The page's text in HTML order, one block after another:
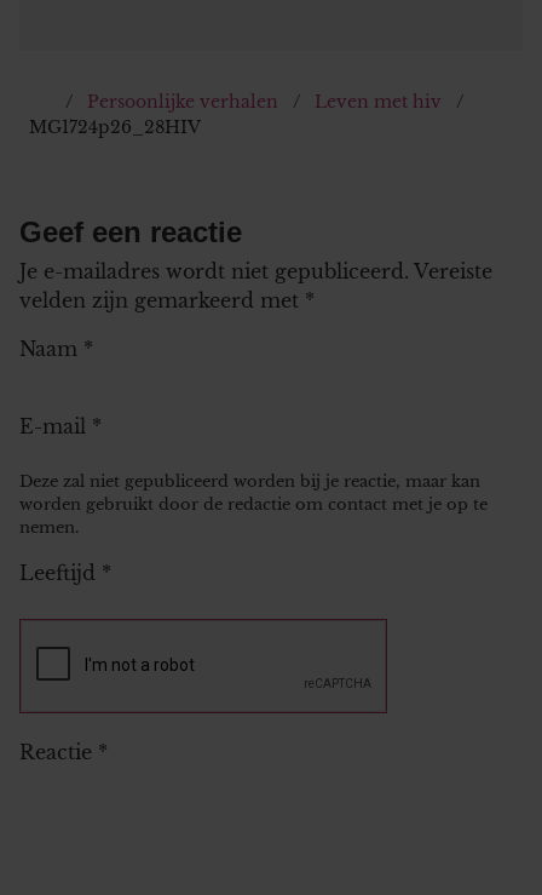
Persoonlijke verhalen
Leven met hiv
MG1724p26_28HIV
Geef een reactie
Je e-mailadres wordt niet gepubliceerd. Vereiste
velden zijn gemarkeerd met *
Naam *
E-mail *
Deze zal niet gepubliceerd worden bij je reactie, maar kan
worden gebruikt door de redactie om contact met je op te
nemen.
Leeftijd *
Reactie *